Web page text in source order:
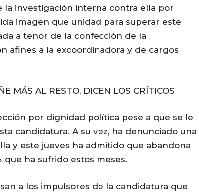
la investigación interna contra ella por
imagen que unidad para superar este
a tenor de la confección de la
afines a la excoordinadora y de cargos
MÁS AL RESTO, DICEN LOS CRÍTICOS
por dignidad política pese a que se le
candidatura. A su vez, ha denunciado una
y este jueves ha admitido que abandona
ha sufrido estos meses.
a los impulsores de la candidatura que